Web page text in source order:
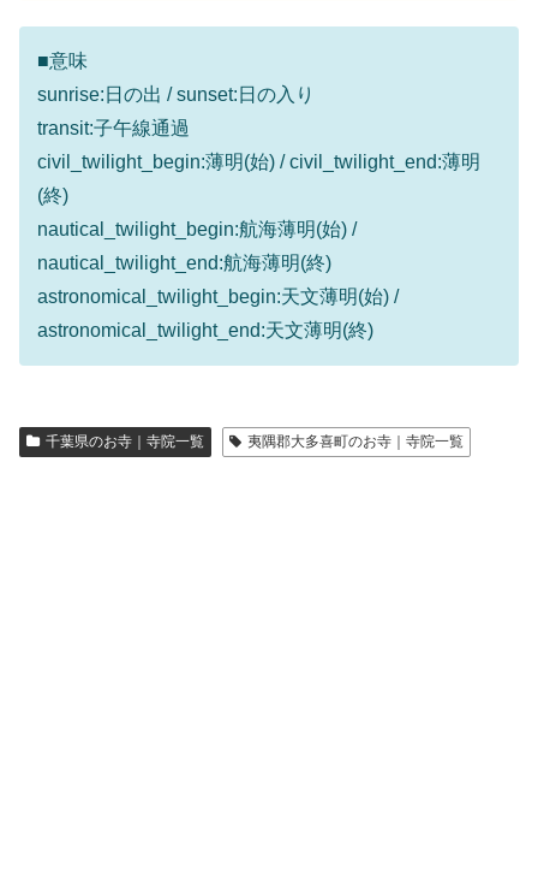
■意味
sunrise:日の出 / sunset:日の入り
transit:子午線通過
civil_twilight_begin:薄明(始) / civil_twilight_end:薄明
(終)
nautical_twilight_begin:航海薄明(始) /
nautical_twilight_end:航海薄明(終)
astronomical_twilight_begin:天文薄明(始) /
astronomical_twilight_end:天文薄明(終)
千葉県のお寺｜寺院一覧 夷隅郡大多喜町のお寺｜寺院一覧